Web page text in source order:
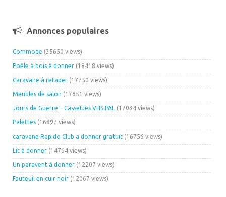
Annonces populaires
Commode (35650 views)
Poêle à bois à donner (18418 views)
Caravane à retaper (17750 views)
Meubles de salon (17651 views)
Jours de Guerre – Cassettes VHS PAL (17034 views)
Palettes (16897 views)
caravane Rapido Club a donner gratuit (16756 views)
Lit à donner (14764 views)
Un paravent à donner (12207 views)
Fauteuil en cuir noir (12067 views)